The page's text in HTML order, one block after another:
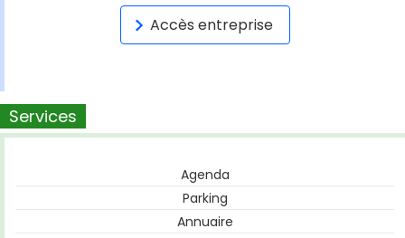
Accès entreprise
Services
Agenda
Parking
Annuaire